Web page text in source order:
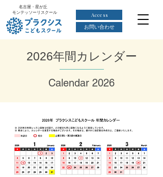
名古屋・星が丘
モンテッソーリスクール
Access
お問い合わせ
2026年間カレンダー
Calendar 2026